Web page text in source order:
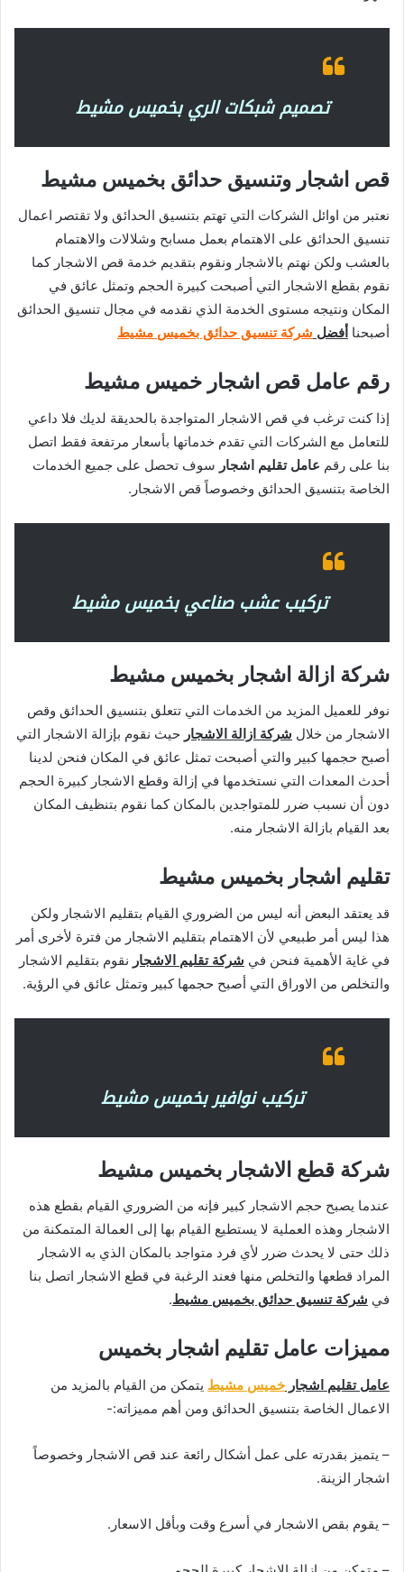
تصميم شبكات الري بخميس مشيط
قص اشجار وتنسيق حدائق بخميس مشيط
نعتبر من اوائل الشركات التي تهتم بتنسيق الحدائق ولا تقتصر اعمال
تنسيق الحدائق على الاهتمام بعمل مسابح وشلالات والاهتمام
بالعشب ولكن نهتم بالاشجار ونقوم بتقديم خدمة قص الاشجار كما
نقوم بقطع الاشجار التي أصبحت كبيرة الحجم وتمثل عائق في
المكان ونتيجه مستوى الخدمة الذي نقدمه في مجال تنسيق الحدائق
أصبحنا أفضل شركة تنسيق حدائق بخميس مشيط
رقم عامل قص اشجار خميس مشيط
إذا كنت ترغب في قص الاشجار المتواجدة بالحديقة لديك فلا داعي
للتعامل مع الشركات التي تقدم خدماتها بأسعار مرتفعة فقط اتصل
بنا على رقم عامل تقليم اشجار سوف تحصل على جميع الخدمات
الخاصة بتنسيق الحدائق وخصوصاً قص الاشجار.
تركيب عشب صناعي بخميس مشيط
شركة ازالة اشجار بخميس مشيط
نوفر للعميل المزيد من الخدمات التي تتعلق بتنسيق الحدائق وقص
الاشجار من خلال شركة ازالة الاشجار حيث نقوم بإزالة الاشجار التي
أصبح حجمها كبير والتي أصبحت تمثل عائق في المكان فنحن لدينا
أحدث المعدات التي نستخدمها في إزالة وقطع الاشجار كبيرة الحجم
دون أن نسبب ضرر للمتواجدين بالمكان كما نقوم بتنظيف المكان
بعد القيام بازالة الاشجار منه.
تقليم اشجار بخميس مشيط
قد يعتقد البعض أنه ليس من الضروري القيام بتقليم الاشجار ولكن
هذا ليس أمر طبيعي لأن الاهتمام بتقليم الاشجار من فترة لأخرى أمر
في غاية الأهمية فنحن في شركة تقليم الاشجار نقوم بتقليم الاشجار
والتخلص من الاوراق التي أصبح حجمها كبير وتمثل عائق في الرؤية.
تركيب نوافير بخميس مشيط
شركة قطع الاشجار بخميس مشيط
عندما يصبح حجم الاشجار كبير فإنه من الضروري القيام بقطع هذه
الاشجار وهذه العملية لا يستطيع القيام بها إلى العمالة المتمكنة من
ذلك حتى لا يحدث ضرر لأي فرد متواجد بالمكان الذي به الاشجار
المراد قطعها والتخلص منها فعند الرغبة في قطع الاشجار اتصل بنا
في شركة تنسيق حدائق بخميس مشيط.
مميزات عامل تقليم اشجار بخميس
عامل تقليم اشجار خميس مشيط يتمكن من القيام بالمزيد من
الاعمال الخاصة بتنسيق الحدائق ومن أهم مميزاته:-
– يتميز بقدرته على عمل أشكال رائعة عند قص الاشجار وخصوصاً
اشجار الزينة.
– يقوم بقص الاشجار في أسرع وقت وبأقل الاسعار.